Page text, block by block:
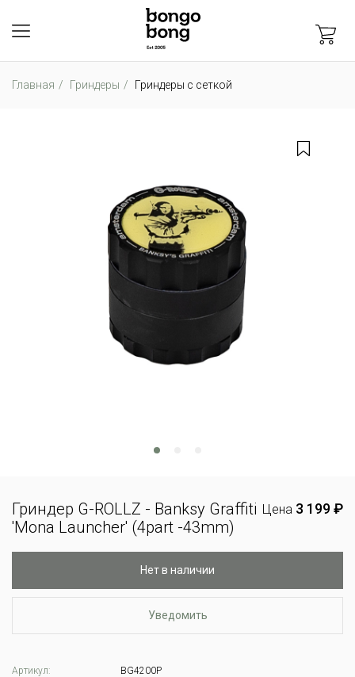
Главная Гриндеры Гриндеры с сеткой
Гриндер G-ROLLZ - Banksy Graffiti
'Mona Launcher' (4part -43mm)
Цена 3 199 ₽
Нет в наличии
Уведомить
Артикул: BG4200P